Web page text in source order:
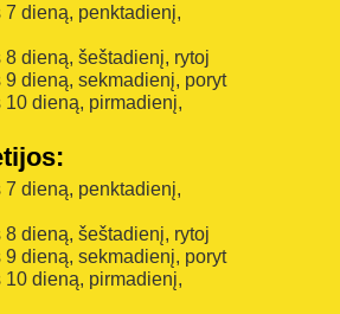
7 dieną, penktadienį,
8 dieną, šeštadienį, rytoj
9 dieną, sekmadienį, poryt
10 dieną, pirmadienį,
7 dieną, penktadienį,
8 dieną, šeštadienį, rytoj
9 dieną, sekmadienį, poryt
10 dieną, pirmadienį,